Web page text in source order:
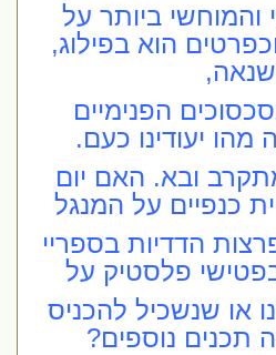
והמוחשי ביותר על
הוא בפילוג,
הפנימיים
יעודינו כעם.
ובא. האם יום
כנפיים על המנגל
הדדיות בספריי
פלסטיק על
שנשכיל להכניס
תכנים נוספים?